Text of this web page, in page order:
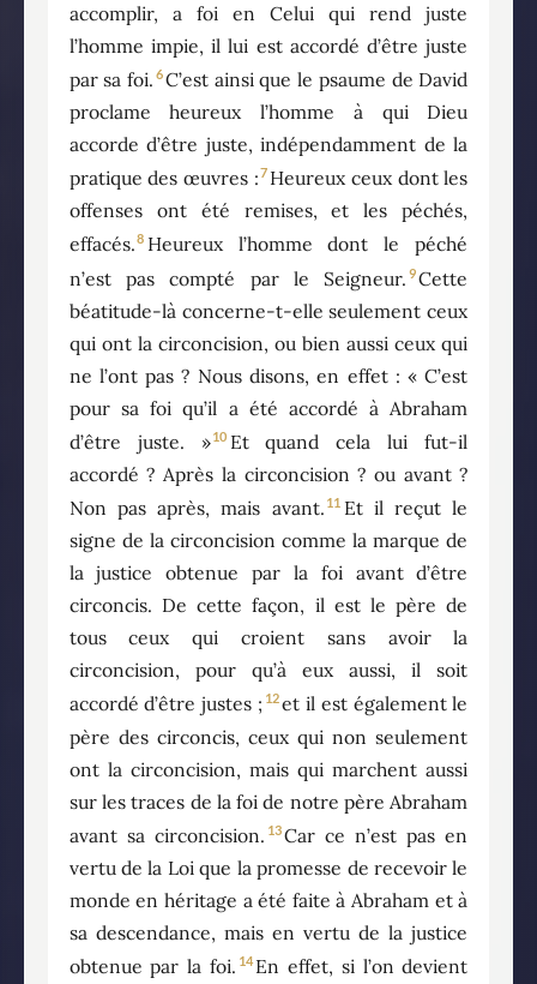
accomplir, a foi en Celui qui rend juste
l’homme impie, il lui est accordé d’être juste
par sa foi. 6C’est ainsi que le psaume de David
proclame heureux l’homme à qui Dieu
accorde d’être juste, indépendamment de la
pratique des œuvres :7 Heureux ceux dont les
offenses ont été remises, et les péchés,
effacés.8 Heureux l’homme dont le péché
n’est pas compté par le Seigneur. 9Cette
béatitude-là concerne-t-elle seulement ceux
qui ont la circoncision, ou bien aussi ceux qui
ne l’ont pas ? Nous disons, en effet : « C’est
pour sa foi qu’il a été accordé à Abraham
d’être juste. »10 Et quand cela lui fut-il
accordé ? Après la circoncision ? ou avant ?
Non pas après, mais avant. 11 Et il reçut le
signe de la circoncision comme la marque de
la justice obtenue par la foi avant d’être
circoncis. De cette façon, il est le père de
tous ceux qui croient sans avoir la
circoncision, pour qu’à eux aussi, il soit
accordé d’être justes ; 12et il est également le
père des circoncis, ceux qui non seulement
ont la circoncision, mais qui marchent aussi
sur les traces de la foi de notre père Abraham
avant sa circoncision. 13Car ce n’est pas en
vertu de la Loi que la promesse de recevoir le
monde en héritage a été faite à Abraham et à
sa descendance, mais en vertu de la justice
obtenue par la foi. 14 En effet, si l’on devient